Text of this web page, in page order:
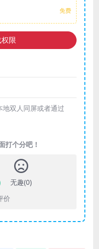
免费
限
地双人同屏或者通过
打个分吧！
无趣(0)
价